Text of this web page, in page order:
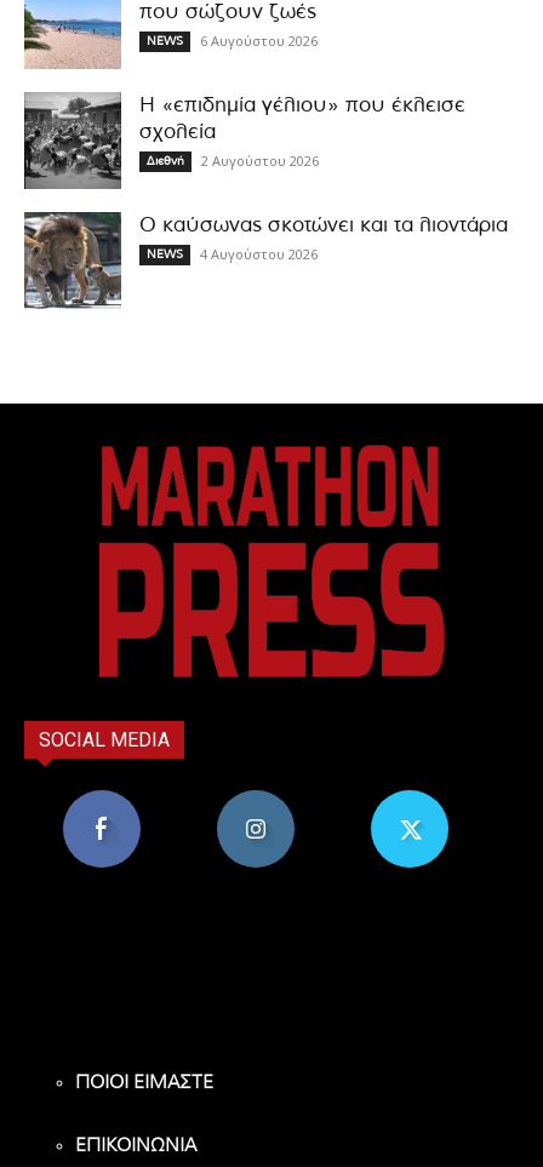
που σώζουν ζωές
NEWS 6 Αυγούστου 2026
Η «επιδημία γέλιου» που έκλεισε
σχολεία
Διεθνή 2 Αυγούστου 2026
Ο καύσωνας σκοτώνει και τα λιοντάρια
NEWS 4 Αυγούστου 2026
SOCIAL MEDIA
ΠΟΙΟΙ ΕΙΜΑΣΤΕ
ΕΠΙΚΟΙΝΩΝΙΑ